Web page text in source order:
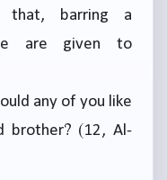
that, barring a
are given to
any of you like
brother? (12, Al-